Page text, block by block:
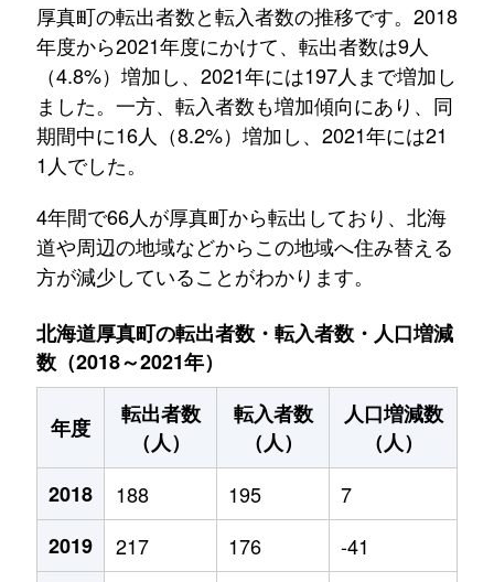
厚真町の転出者数と転入者数の推移です。2018
年度から2021年度にかけて、転出者数は9人
（4.8%）増加し、2021年には197人まで増加し
ました。一方、転入者数も増加傾向にあり、同
期間中に16人（8.2%）増加し、2021年には21
1人でした。
4年間で66人が厚真町から転出しており、北海
道や周辺の地域などからこの地域へ住み替える
方が減少していることがわかります。
北海道厚真町の転出者数・転入者数・人口増減
数（2018～2021年）
年度
転出者数
（人）
転入者数
（人）
人口増減数
（人）
2018
188 195
7
2019
217 176
-41